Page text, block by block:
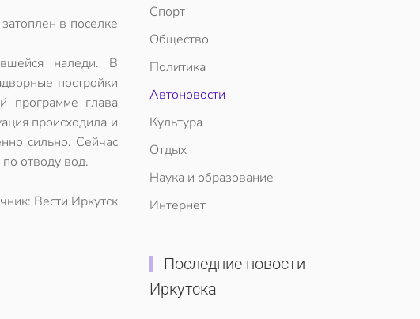
в поселке
наледи. В
постройки
программе глава
происходила и
сильно. Сейчас
отводу вод.
Вести Иркутск
Спорт
Общество
Политика
Автоновости
Культура
Отдых
Наука и образование
Интернет
Последние новости
Иркутска